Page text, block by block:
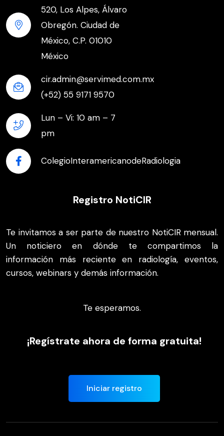
520, Los Alpes, Álvaro
Obregón. Ciudad de
México, C.P. 01010
México
cir.admin@servimed.com.mx
(+52) 55 9171 9570
Lun – Vi: 10 am – 7
pm
ColegioInteramericanodeRadiologia
Registro NotiCIR
Te invitamos a ser parte de nuestro NotiCIR mensual.
Un noticiero en dónde te compartimos la
información más reciente en radiología, eventos,
cursos, webinars y demás información.
Te esperamos.
¡Regístrate ahora de forma gratuita!
Iniciar registro